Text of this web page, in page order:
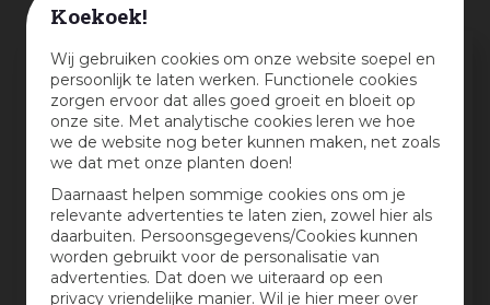
Koekoek!
Wij gebruiken cookies om onze website soepel en
persoonlijk te laten werken. Functionele cookies
zorgen ervoor dat alles goed groeit en bloeit op
onze site. Met analytische cookies leren we hoe
we de website nog beter kunnen maken, net zoals
we dat met onze planten doen!
Daarnaast helpen sommige cookies ons om je
relevante advertenties te laten zien, zowel hier als
daarbuiten. Persoonsgegevens/Cookies kunnen
worden gebruikt voor de personalisatie van
advertenties. Dat doen we uiteraard op een
privacy vriendelijke manier. Wil je hier meer over
Schrijf een review en win een cadeaubon
Deel jouw ervaringen met dit product en maak
maandelijks kans op een cadeaubon t.w.v. € 25,-
Beoordeling:*
Mijn ervaring in één zin: *